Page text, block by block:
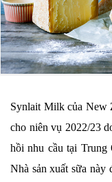
Synlait Milk của New
cho niên vụ 2022/23
hồi nhu cầu tại
Nhà sản xuất sữa này